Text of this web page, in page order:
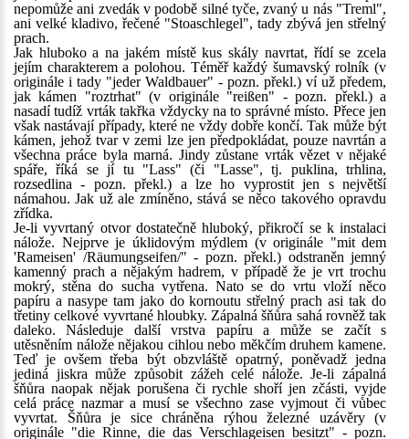
nepomůže ani zvedák v podobě silné tyče, zvaný u nás "Treml",
ani velké kladivo, řečené "Stoaschlegel", tady zbývá jen střelný
prach.
Jak hluboko a na jakém místě kus skály navrtat, řídí se zcela
jejím charakterem a polohou. Téměř každý šumavský rolník (v
originále i tady "jeder Waldbauer" - pozn. překl.) ví už předem,
jak kámen "roztrhat" (v originále "reißen" - pozn. překl.) a
nasadí tudíž vrták takřka vždycky na to správné místo. Přece jen
však nastávají případy, které ne vždy dobře končí. Tak může být
kámen, jehož tvar v zemi lze jen předpokládat, pouze navrtán a
všechna práce byla marná. Jindy zůstane vrták vězet v nějaké
spáře, říká se jí tu "Lass" (či "Lasse", tj. puklina, trhlina,
rozsedlina - pozn. překl.) a lze ho vyprostit jen s největší
námahou. Jak už ale zmíněno, stává se něco takového opravdu
zřídka.
Je-li vyvrtaný otvor dostatečně hluboký, přikročí se k instalaci
nálože. Nejprve je úklidovým mýdlem (v originále "mit dem
'Rameisen' /Räumungseifen/" - pozn. překl.) odstraněn jemný
kamenný prach a nějakým hadrem, v případě že je vrt trochu
mokrý, stěna do sucha vytřena. Nato se do vrtu vloží něco
papíru a nasype tam jako do kornoutu střelný prach asi tak do
třetiny celkové vyvrtané hloubky. Zápalná šňůra sahá rovněž tak
daleko. Následuje další vrstva papíru a může se začít s
utěsněním nálože nějakou cihlou nebo měkčím druhem kamene.
Teď je ovšem třeba být obzvláště opatrný, poněvadž jedna
jediná jiskra může způsobit zážeh celé nálože. Je-li zápalná
šňůra naopak nějak porušena či rychle shoří jen zčásti, vyjde
celá práce nazmar a musí se všechno zase vyjmout či vůbec
vyvrtat. Šňůra je sice chráněna rýhou železné uzávěry (v
originále "die Rinne, die das Verschlageisen besitzt" - pozn.